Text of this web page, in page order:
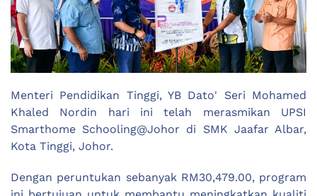
Menteri Pendidikan Tinggi, YB Dato' Seri Mohamed
Khaled Nordin hari ini telah merasmikan UPSI
Smarthome Schooling@Johor di SMK Jaafar Albar,
Kota Tinggi, Johor.
Dengan peruntukan sebanyak RM30,479.00, program